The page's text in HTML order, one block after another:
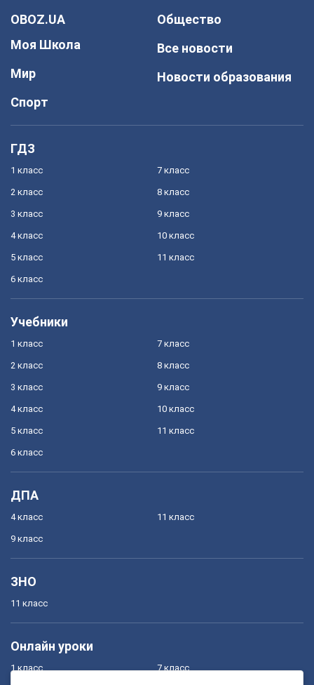
OBOZ.UA
Моя Школа
Мир
Спорт
Общество
Все новости
Новости образования
ГДЗ
1 класс
2 класс
3 класс
4 класс
5 класс
6 класс
7 класс
8 класс
9 класс
10 класс
11 класс
Учебники
1 класс
2 класс
3 класс
4 класс
5 класс
6 класс
7 класс
8 класс
9 класс
10 класс
11 класс
ДПА
4 класс
9 класс
11 класс
ЗНО
11 класс
Онлайн уроки
1 класс 7 класс